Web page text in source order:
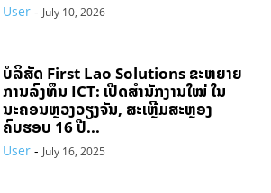
User - July 10, 2026
ບໍລິສັດ First Lao Solutions ຂະຫຍາຍ
ການລົງທຶນ ICT: ເປີດສຳນັກງານໃໝ່ ໃນ
ນະຄອນຫຼວງວຽງຈັນ, ສະເຫຼີມສະຫຼອງ
ຄົບຮອບ 16 ປີ...
User - July 16, 2025